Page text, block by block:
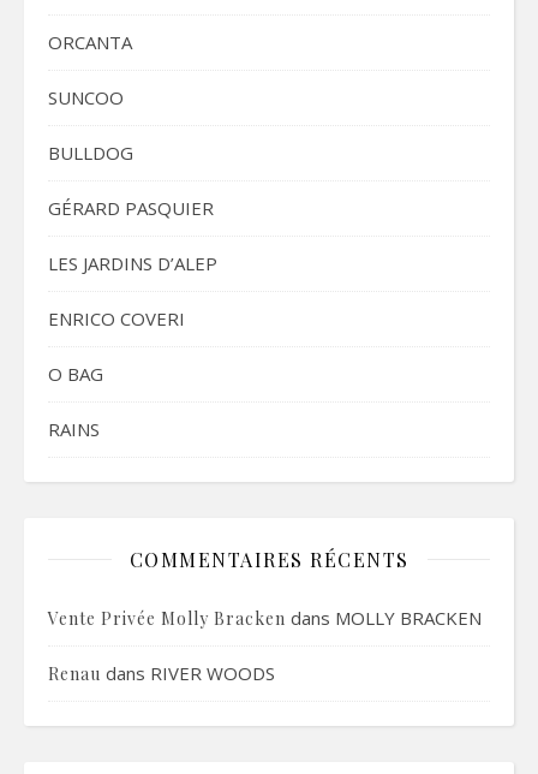
ORCANTA
SUNCOO
BULLDOG
GÉRARD PASQUIER
LES JARDINS D’ALEP
ENRICO COVERI
O BAG
RAINS
COMMENTAIRES RÉCENTS
Vente Privée Molly Bracken dans MOLLY BRACKEN
Renau dans RIVER WOODS